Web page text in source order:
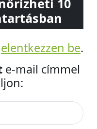
10
be.
e-mail címmel